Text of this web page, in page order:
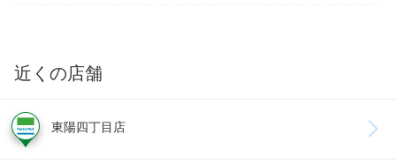
近くの店舗
東陽四丁目店